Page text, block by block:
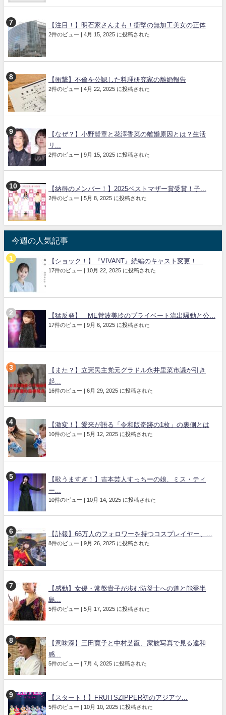
【注目！】明石家さんまも！衝撃の無加工美女の正体
2件のビュー | 4月 15, 2025 に投稿された
【衝撃】不倫を公認した料理研究家の離婚報告
2件のビュー | 4月 22, 2025 に投稿された
【なぜ？】小野賢章と花澤香菜の離婚原因とは？生活
リ...
2件のビュー | 9月 15, 2025 に投稿された
【納得のメンバー！】2025ベストマザー賞受賞！子...
2件のビュー | 5月 8, 2025 に投稿された
今週の人気記事
【ショック！】『VIVANT』続編のキャスト変更！...
17件のビュー | 10月 22, 2025 に投稿された
【猛反発】≠ME菅波美玲のプライベート流出騒動と公...
17件のビュー | 9月 6, 2025 に投稿された
【また？】立憲民主党元グラドル永井里菜市議が引き
起...
16件のビュー | 6月 29, 2025 に投稿された
【激変！】愛来が語る「令和版奇跡の1枚」の裏側とは
10件のビュー | 5月 12, 2025 に投稿された
【歌うますぎ！】吉本芸人すっちーの娘、ミス・ティ
ー...
10件のビュー | 10月 14, 2025 に投稿された
【訃報】66万人のフォロワーを持つコスプレイヤー、...
8件のビュー | 9月 26, 2025 に投稿された
【感動】女優・常盤貴子が歩む防災士への道と能登半
島...
5件のビュー | 5月 17, 2025 に投稿された
【意味深】三田寛子と中村芝翫、家族写真で見る違和
感...
5件のビュー | 7月 4, 2025 に投稿された
【スタート！】FRUITSZIPPER初のアジアツ...
5件のビュー | 10月 10, 2025 に投稿された